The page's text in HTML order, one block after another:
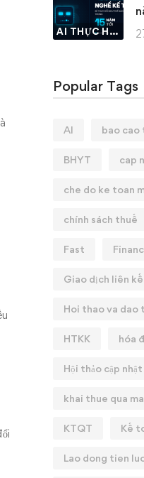
AI THỰC HÀNH
Popular Tags
AI bao cao
BHYT cap
che do ke toan
chính sách thuế
Fast
Giao dịch liên
Hoi thao va dao
HTKK hóa
Hội thảo cập
khai thue qua
KTQT Kế
Lao dong tien